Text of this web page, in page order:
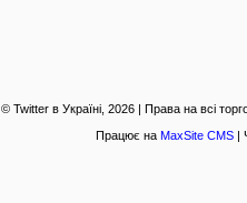
© Twitter в Україні, 2026 | Права на всі
Працює на MaxSite CMS|